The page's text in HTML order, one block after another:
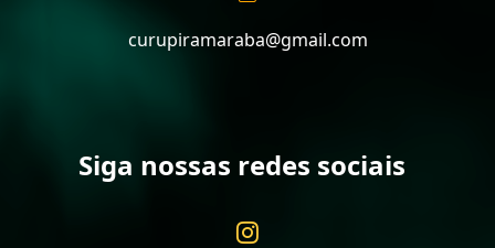
curupiramaraba@gmail.com
Siga nossas redes sociais